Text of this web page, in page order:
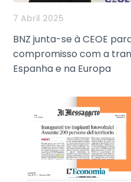
7 Abril 2025
BNZ junta-se à CEOE
compromisso com a
Espanha e na Europa